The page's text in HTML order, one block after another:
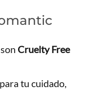
Cruelty Free
para tu cuidado,